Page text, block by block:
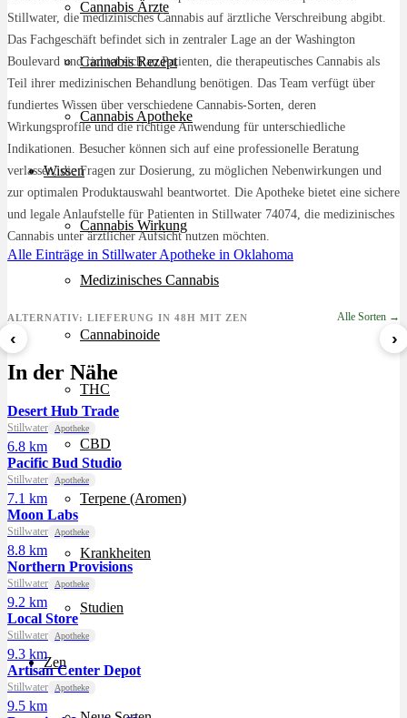
Cannabis Ärzte
Cannabis Rezept
Cannabis Apotheke
Wissen
Cannabis Wirkung
Medizinisches Cannabis
Cannabinoide
THC
CBD
Terpene (Aromen)
Krankheiten
Studien
Zen
Stillwater, die medizinisches Cannabis auf ärztliche Verschreibung abgibt.
Das Fachgeschäft befindet sich in zentraler Lage an der Washington
Boulevard und richtet sich an Patienten, die therapeutisches Cannabis als
Teil ihrer medizinischen Behandlung benötigen. Das Team verfügt über
fundiertes Wissen über verschiedene Cannabis-Sorten, deren
Wirkungsprofile und die richtige Anwendung für unterschiedliche
Indikationen. Besucher können sich auf eine professionelle Beratung
verlassen, die Fragen zur Dosierung, zu möglichen Nebenwirkungen und
zur optimalen Produktauswahl beantwortet. Die Apotheke bietet eine sichere
und legale Anlaufstelle für Patienten in Stillwater 74074, die medizinisches
Cannabis unter ärztlicher Aufsicht nutzen möchten.
Alle Einträge in StillwaterApotheke in Oklahoma
ALTERNATIV: LIEFERUNG IN 48H MIT ZEN Alle Sorten →
‹
Sour Mintz Haze
ab 5,99 €/g
›
In der Nähe
Desert Hub Trade
Stillwater Apotheke
6.8 km
Pacific Bud Studio
Stillwater Apotheke
7.1 km
Moon Labs
Stillwater Apotheke
8.8 km
Northern Provisions
Stillwater Apotheke
9.2 km
Local Store
Stillwater Apotheke
9.3 km
Artisan Center Depot
Stillwater Apotheke
9.5 km